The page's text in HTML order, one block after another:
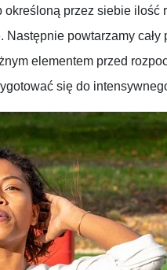
przez siebie ilość
powtarzamy
elementem przed
się do